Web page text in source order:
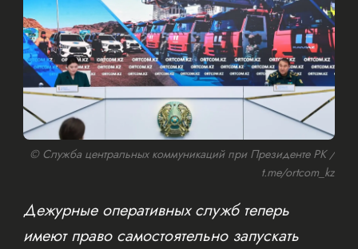
© Служба центральных коммуникаций при Президенте РК /
t.me/ortcom_kz
Дежурные оперативных служб теперь
имеют право самостоятельно запускать